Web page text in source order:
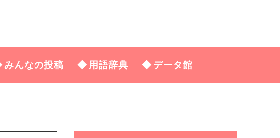
みんなの投稿 用語辞典 データ館